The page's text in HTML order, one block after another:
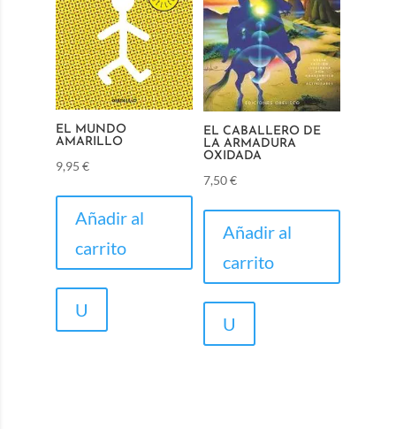
EL MUNDO
AMARILLO
9,95 €
Añadir al
carrito
U
EL CABALLERO DE
LA ARMADURA
OXIDADA
7,50€
Añadir al
carrito
U